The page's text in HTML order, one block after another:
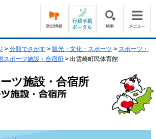
> 分類でさがす > 観光・文化・スポーツ > スポーツ・
スポーツ施設・合宿所 > 出雲崎町民体育館
ツ施設・合宿所